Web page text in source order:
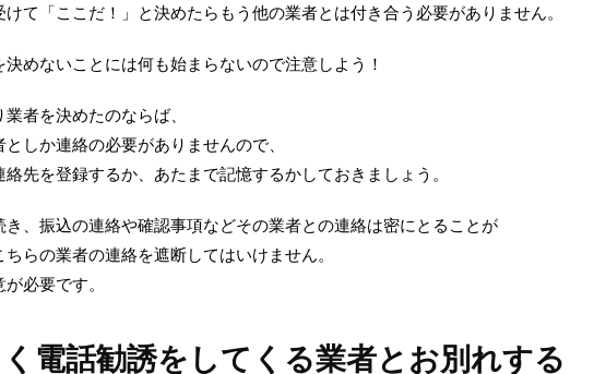
けて「ここだ！」と決めたらもう他の業者とは付き合う必要がありません。
決めないことには何も始まらないので注意しよう！
者を決めたのならば、
としか連絡の必要がありませんので、
絡先を登録するか、あたまで記憶するかしておきましょう。
き、振込の連絡や確認事項などその業者との連絡は密にとることが
ちらの業者の連絡を遮断してはいけません。
必要です。
電話勧誘をしてくる業者とお別れする